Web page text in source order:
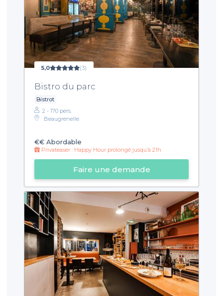
5,0 (3)
Bistro du parc
Bistrot
2 - 170 pers.
Beaugrenelle
€€ Abordable
Privateaser : Happy Hour prolongé jusqu’à 21h
Faire une demande